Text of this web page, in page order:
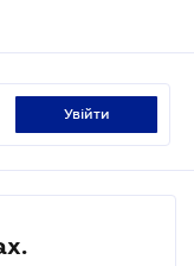
увійти